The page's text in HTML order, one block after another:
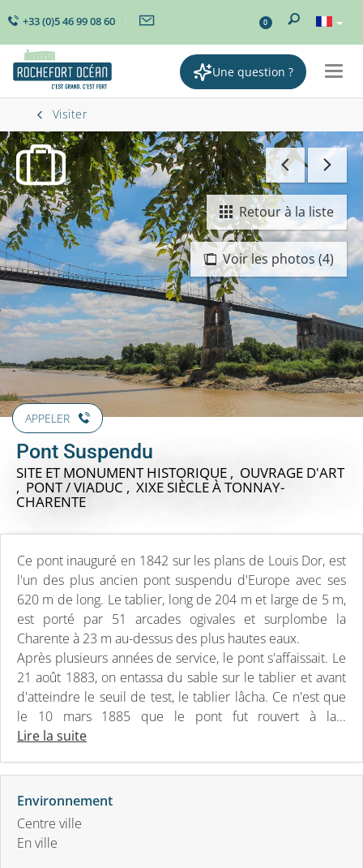
+33 (0)5 46 99 08 60 0
Une question ?
Visiter
Voir les photos (4)
Retour à la liste
APPELER
Pont Suspendu
SITE ET MONUMENT HISTORIQUE , OUVRAGE D'ART
, PONT / VIADUC , XIXE SIÈCLEÀ TONNAY-
CHARENTE
Ce pont inauguré en 1842 sur les plans de Louis Dor, est
l'un des plus ancien pont suspendu d'Europe avec ses
620 m de long. Le tablier, long de 204 m et large de 5 m,
est porté par 51 arcades ogivales et surplombe la
Charente à 23 m au-dessus des plus hautes eaux.
Après plusieurs années de service, le pont s'affaissait. Le
21 août 1883, on entassa du sable sur le tablier et avant
d'atteindre le seuil de test, le tablier lâcha. Ce n'est que
le 10 mars 1885 que le pont fut rouvert à la...
Lire la suite
Environnement
Centre ville
En ville